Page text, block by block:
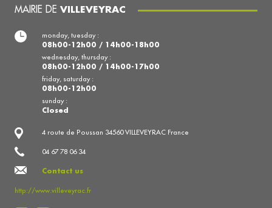
MAIRIE DE VILLEVEYRAC
4 route de Poussan 34560 VILLEVEYRAC France
04 67 78 06 34
Contact us
http://www.villeveyrac.fr
monday, tuesday :
08h00-12h00 / 14h00-18h00
wednesday, thursday :
08h00-12h00 / 14h00-17h00
friday, saturday :
08h00-12h00
sunday :
Closed